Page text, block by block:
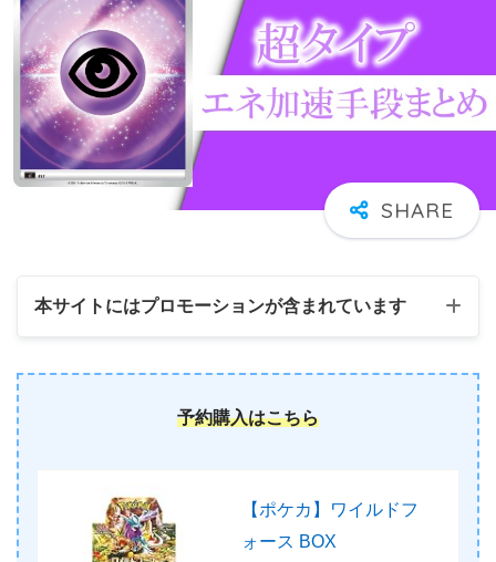
本サイトにはプロモーションが含まれています
予約購入はこちら
【ポケカ】ワイルドフ
ォース BOX